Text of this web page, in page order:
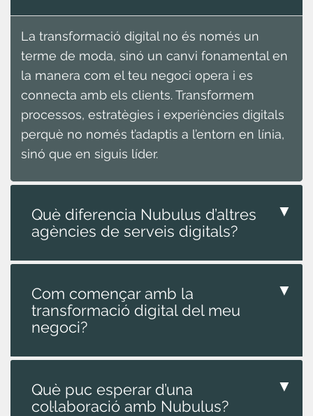
La transformació digital no és només un
terme de moda, sinó un canvi fonamental en
la manera com el teu negoci opera i es
connecta amb els clients. Transformem
processos, estratègies i experiències digitals
perquè no només t’adaptis a l’entorn en línia,
sinó que en siguis líder.
Què diferencia Nubulus d’altres
agències de serveis digitals?
▼
Com començar amb la
transformació digital del meu
negoci?
▼
Què puc esperar d’una
col·laboració amb Nubulus?
▼